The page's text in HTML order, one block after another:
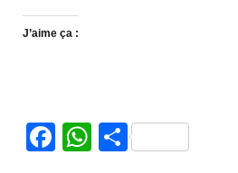
J’aime ça :
Facebook
WhatsApp
Partager